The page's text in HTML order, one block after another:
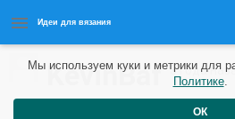
Идеи для вязания
KevinBaf3 года
Мы используем куки и метрики для
Политике.
ОК